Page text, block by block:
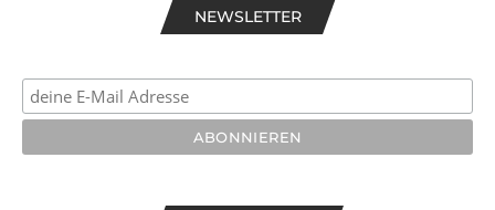
NEWSLETTER